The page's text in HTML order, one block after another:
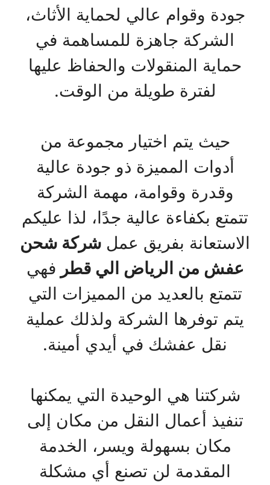
جودة وقوام عالي لحماية الأثاث،
الشركة جاهزة للمساهمة في
حماية المنقولات والحفاظ عليها
لفترة طويلة من الوقت.
حيث يتم اختيار مجموعة من
أدوات المميزة ذو جودة عالية
وقدرة وقوامة، مهمة الشركة
تتمتع بكفاءة عالية جدًا، لذا عليكم
الاستعانة بفريق عمل شركة شحن
عفش من الرياض الي قطر فهي
تتمتع بالعديد من المميزات التي
يتم توفرها الشركة ولذلك عملية
نقل عفشك في أيدي أمينة.
شركتنا هي الوحيدة التي يمكنها
تنفيذ أعمال النقل من مكان إلى
مكان بسهولة ويسر، الخدمة
المقدمة لن تصنع أي مشكلة